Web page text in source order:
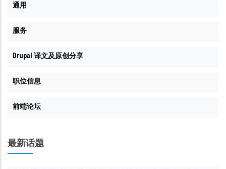
通用
服务
Drupal 译文及原创分享
职位信息
前端论坛
最新话题